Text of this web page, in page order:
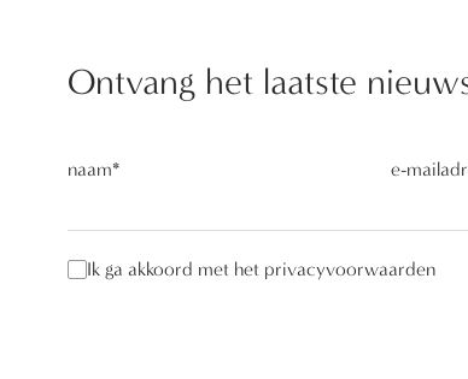
Ontvang het laatste
naam* e-
Ik ga akkoord met het privacyvoorwaarden